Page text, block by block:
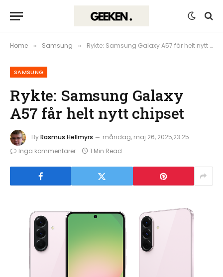
Home » Samsung » Rykte: Samsung Galaxy A57 får helt nytt chipset
SAMSUNG
Rykte: Samsung Galaxy
A57 får helt nytt chipset
ByRasmus Hellmyrs
måndag, maj 26, 2025,23:25
Inga kommentarer
1 Min Read